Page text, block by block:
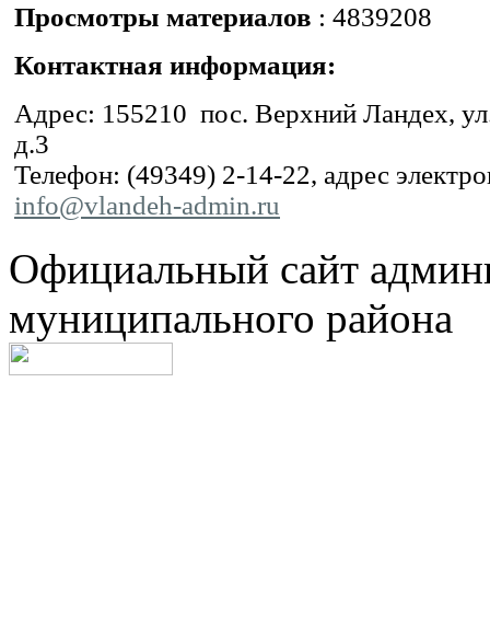
Просмотры материалов : 4839208
Контактная информация:
Адрес: 155210 пос. Верхний Ландех,
д.3
Телефон: (49349) 2-14-22, адрес
info@vlandeh-admin.ru
Официальный сайт
муниципального района